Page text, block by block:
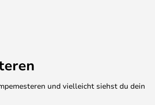
und vielleicht siehst du dein